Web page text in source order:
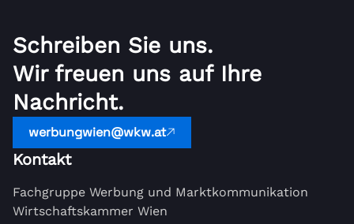
Schreiben Sie uns.
Wir freuen uns auf Ihre
Nachricht.
werbungwien@wkw.at
Kontakt
Fachgruppe Werbung und Marktkommunikation
Wirtschaftskammer Wien